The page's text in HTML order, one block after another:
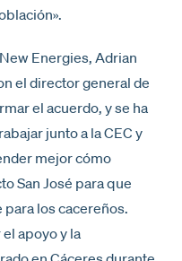
Energies, Adrian
el director general de
el acuerdo, y se ha
junto a la CEC y
mejor cómo
San José para que
los cacereños.
apoyo y la